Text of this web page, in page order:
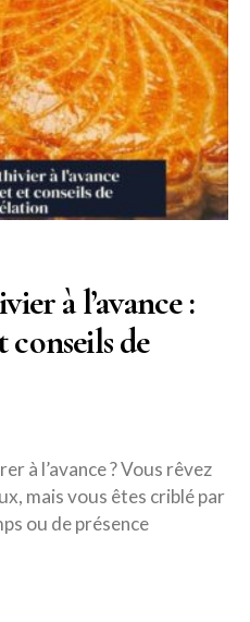
à l’avance :
de
à l’avance ? Vous rêvez
mais vous êtes criblé par
ou de présence